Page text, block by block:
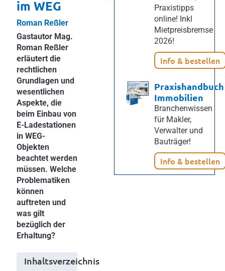
im WEG
Roman Reßler
Gastautor Mag.
Roman Reßler
erläutert die
rechtlichen
Grundlagen und
wesentlichen
Aspekte, die
beim Einbau von
E-Ladestationen
in WEG-
Objekten
beachtet werden
müssen. Welche
Problematiken
können
auftreten und
was gilt
bezüglich der
Erhaltung?
Inhaltsverzeichnis
Praxistipps
online! Inkl
Mietpreisbremse
2026!
Info & bestellen
Praxishandbuch
Immobilien
Branchenwissen
für Makler,
Verwalter und
Bauträger!
Info & bestellen